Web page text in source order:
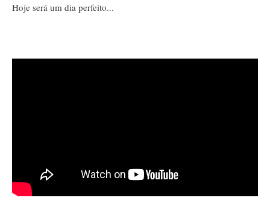
Hoje será um dia perfeito...